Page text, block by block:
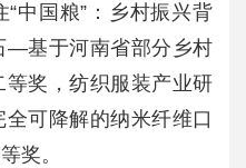
中国粮”：乡村振兴背
—基于河南省部分乡村
奖，纺织服装产业研
可降解的纳米纤维口
奖。